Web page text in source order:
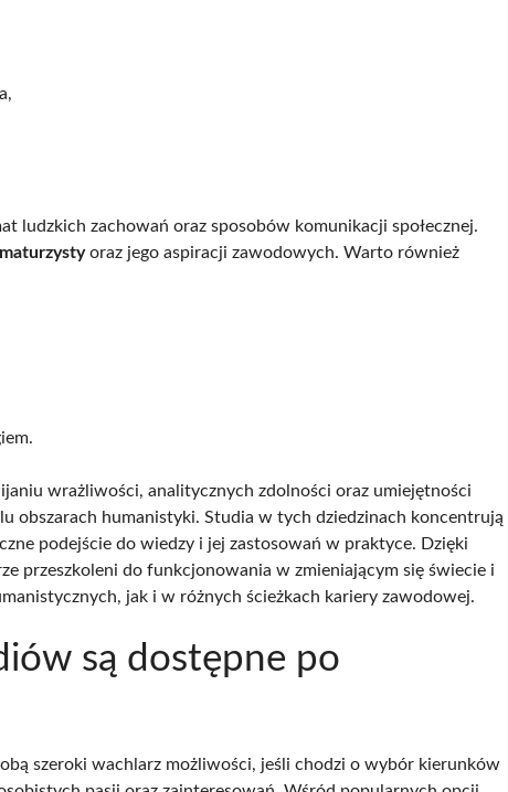
ludzkich zachowań oraz sposobów komunikacji społecznej.
oraz jego aspiracji zawodowych. Warto również
wrażliwości, analitycznych zdolności oraz umiejętności
obszarach humanistyki. Studia w tych dziedzinach koncentrują
podejście do wiedzy i jej zastosowań w praktyce. Dzięki
przeszkoleni do funkcjonowania w zmieniającym się świecie i
jak i w różnych ścieżkach kariery zawodowej.
są dostępne po
szeroki wachlarz możliwości, jeśli chodzi o wybór kierunków